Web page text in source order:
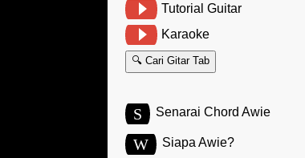
Tutorial Guitar
Karaoke
🔍 Cari Gitar Tab
S Senarai Chord Awie
W Siapa Awie?